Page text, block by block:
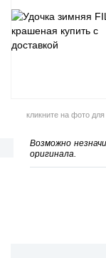
кликните на фото
Возможно
оригинала.